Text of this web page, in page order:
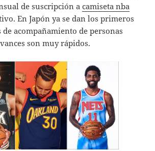
de suscripción acamiseta nba
En Japón ya se dan los primeros
de acompañamiento de personas
son muy rápidos.